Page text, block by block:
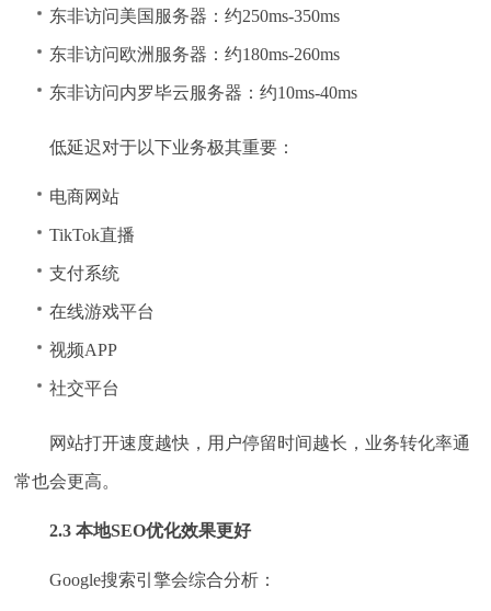
东非访问美国服务器：约250ms-350ms
东非访问欧洲服务器：约180ms-260ms
东非访问内罗毕云服务器：约10ms-40ms
低延迟对于以下业务极其重要：
电商网站
TikTok直播
支付系统
在线游戏平台
视频APP
社交平台
网站打开速度越快，用户停留时间越长，业务转化率通
常也会更高。
2.3 本地SEO优化效果更好
Google搜索引擎会综合分析：